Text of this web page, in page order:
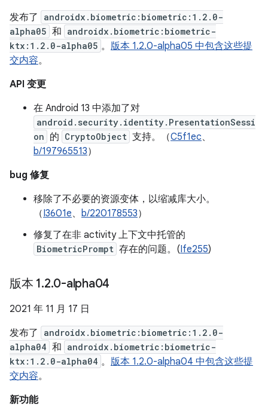
发布了
androidx.biometric:biometric:1.2.0-
alpha05 和 androidx.biometric:biometric-
ktx:1.2.0-alpha05 。 版本 1.2.0-alpha05 中包含这些提
交内容。
API 变更
在 Android 13 中添加了对
android.security.identity.PresentationSessi
on 的 CryptoObject 支持。（C5f1ec、
b/197965513）
bug 修复
移除了不必要的资源变体，以缩减库大小。
（I3601e、 b/220178553）
修复了在非 activity 上下文中托管的
BiometricPrompt 存在的问题。(Ife255)
版本 1.2.0-alpha04
2021 年 11 月 17 日
发布了
androidx.biometric:biometric:1.2.0-
alpha04 和 androidx.biometric:biometric-
ktx:1.2.0-alpha04 。 版本 1.2.0-alpha04 中包含这些提
交内容。
新功能